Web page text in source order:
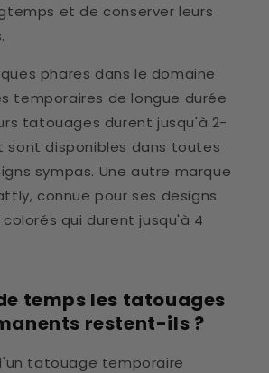
et de conserver leurs
phares dans le domaine
temporaires de longue durée
tatouages durent jusqu'à 2-
sont disponibles dans toutes
sympas. Une autre marque
connue pour ses designs
qui durent jusqu'à 4
temps les tatouages
restent-ils ?
tatouage temporaire